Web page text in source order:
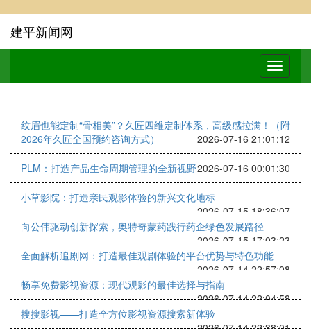
建平新闻网
纹眉也能定制“骨相美”？久匠四维定制体系，高级感拉满！（附
2026年久匠全国预约咨询方式）
2026-07-16 21:01:12
PLM：打造产品生命周期管理的全新视野2026-07-16 00:01:30
小草影院：打造亲民观影体验的新兴文化地标
2026-07-15 18:36:07
向公伟驱动创新探索，奥特奇蒙药践行药企绿色发展路径
2026-07-15 17:03:23
全面解析追剧网：打造最佳观剧体验的平台优势与特色功能
2026-07-14 22:57:08
畅享免费影视资源：现代观影的最佳选择与指南
2026-07-14 22:04:58
搜搜影视——打造全方位影视资源搜索新体验
2026-07-14 22:38:01